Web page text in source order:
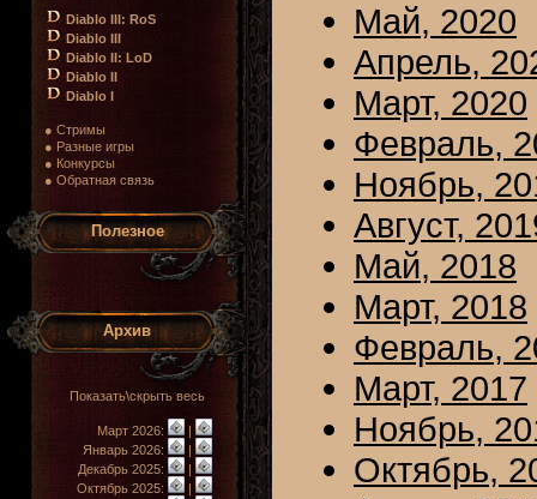
Diablo III: RoS
Diablo III
Diablo II: LoD
Diablo II
Diablo I
● Стримы
● Разные игры
● Конкурсы
● Обратная связь
Полезное
Архив
Показать\скрыть весь
Март 2026:
|
Январь 2026:
|
Декабрь 2025:
|
Октябрь 2025:
|
Май, 2020
Апрель,
Март, 2020
Февраль,
Ноябрь,
Август,
Май, 2018
Март, 2018
Февраль,
Март, 2017
Ноябрь,
Октябрь,